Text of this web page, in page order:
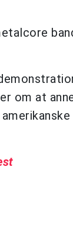
om at